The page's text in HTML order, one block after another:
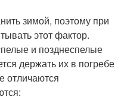
зимой, поэтому при
этот фактор.
и позднеспелые
держать их в погребе
отличаются